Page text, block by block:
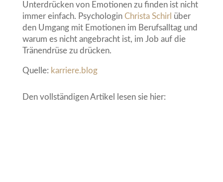
Unterdrücken von Emotionen zu finden ist nicht
immer einfach. Psychologin Christa Schirl über
den Umgang mit Emotionen im Berufsalltag und
warum es nicht angebracht ist, im Job auf die
Tränendrüse zu drücken.
Quelle: karriere.blog
Den vollständigen Artikel lesen sie hier: